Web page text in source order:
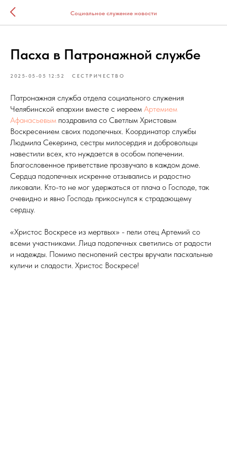
Социальное служение новости
Пасха в Патронажной службе
2025-05-05 12:52 СЕСТРИЧЕСТВО
Патронажная служба отдела социального служения
Челябинской епархии вместе с иереем Артемием
Афанасьевым поздравила со Светлым Христовым
Воскресением своих подопечных. Координатор службы
Людмила Секерина, сестры милосердия и добровольцы
навестили всех, кто нуждается в особом попечении.
Благословенное приветствие прозвучало в каждом доме.
Сердца подопечных искренне отзывались и радостно
ликовали. Кто-то не мог удержаться от плача о Господе, так
очевидно и явно Господь прикоснулся к страдающему
сердцу.
«Христос Воскресе из мертвых» - пели отец Артемий со
всеми участниками. Лица подопечных светились от радости
и надежды. Помимо песнопений сестры вручали пасхальные
куличи и сладости. Христос Воскресе!